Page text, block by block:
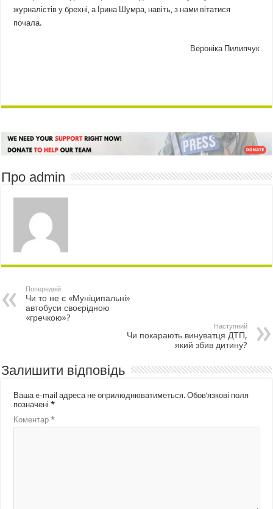
журналістів у брехні, а Ірина Шумра, навіть, з нами вітатися
почала.
Вероніка Пилипчук
Про admin
Попередній
Чи то не є «Муніципальні»
автобуси своєрідною
«гречкою»?
Наступний
Чи покарають винуватця ДТП,
який збив дитину?
Залишити відповідь
Ваша e-mail адреса не оприлюднюватиметься. Обов’язкові поля
позначені*
Коментар*